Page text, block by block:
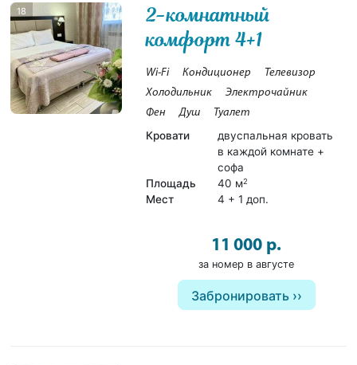
18
2-комнатный
комфорт 4+1
Wi-Fi Кондиционер
Телевизор
Холодильник
Электрочайник
Фен
Душ Туалет
Кровати
двуспальная кровать
в каждой комнате +
софа
Площадь
40 м2
Мест 4 + 1 доп.
11 000 р.
за номер в августе
Забронировать